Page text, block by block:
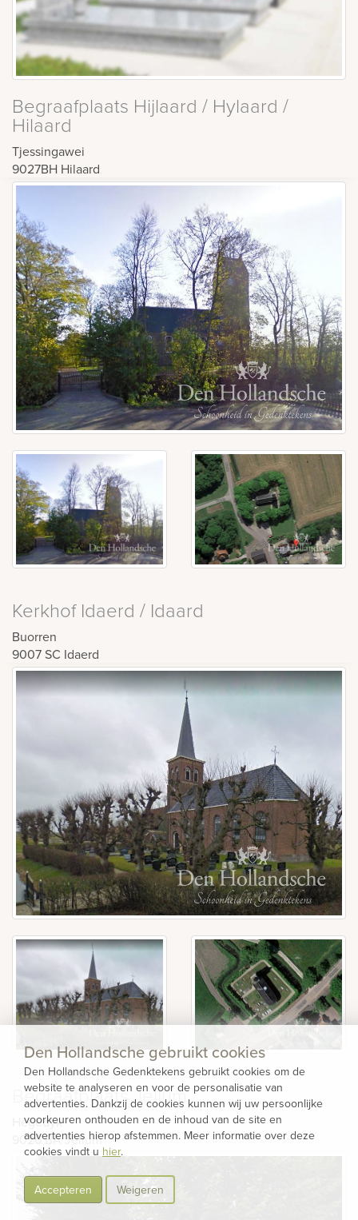
Begraafplaats Hijlaard / Hylaard /
Hilaard
Tjessingawei
9027BH Hilaard
Kerkhof Idaerd / Idaard
Buorren
9007 SC Idaerd
Begraafplaats Jellum
Hegedyk
9026 BAJellum
Den Hollandsche gebruikt cookies
Den Hollandsche Gedenktekens gebruikt cookies om de
website te analyseren en voor de personalisatie van
advertenties. Dankzij de cookies kunnen wij uw persoonlijke
voorkeuren onthouden en de inhoud van de site en
advertenties hierop afstemmen. Meer informatie over deze
cookies vindt u hier.
Accepteren Weigeren